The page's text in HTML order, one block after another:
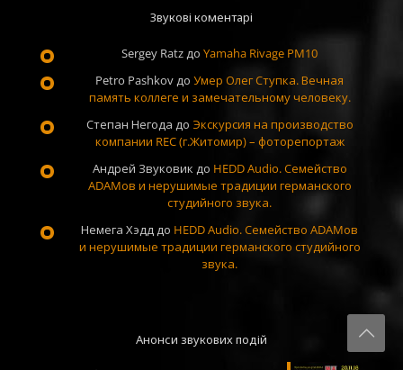
Звукові коментарі
Sergey Ratzдо Yamaha Rivage PM10
Petro Pashkovдо Умер Олег Ступка. Вечная
память коллеге и замечательному человеку.
Степан Негода до Экскурсия на производство
компании REC (г.Житомир) – фоторепортаж
Андрей Звуковик до HEDD Audio. Семейство
ADAMов и нерушимые традиции германского
студийного звука.
Немега Хэдддо HEDD Audio. Семейство ADAMов
и нерушимые традиции германского студийного
звука.
Анонси звукових подій